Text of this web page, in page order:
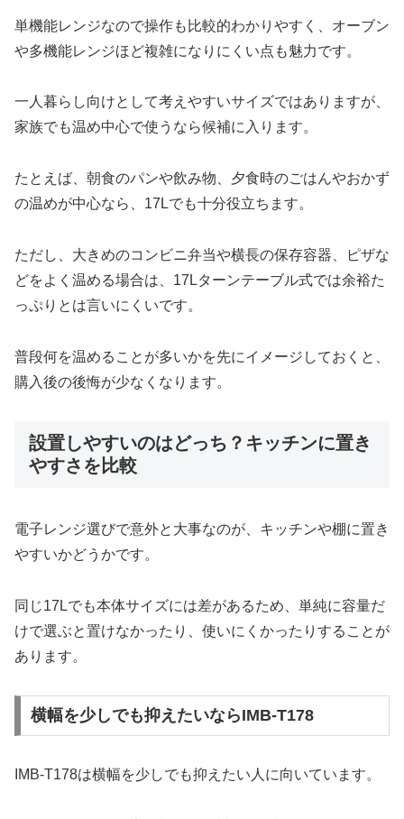
単機能レンジなので操作も比較的わかりやすく、オーブン
や多機能レンジほど複雑になりにくい点も魅力です。
一人暮らし向けとして考えやすいサイズではありますが、
家族でも温め中心で使うなら候補に入ります。
たとえば、朝食のパンや飲み物、夕食時のごはんやおかず
の温めが中心なら、17Lでも十分役立ちます。
ただし、大きめのコンビニ弁当や横長の保存容器、ピザな
どをよく温める場合は、17Lターンテーブル式では余裕た
っぷりとは言いにくいです。
普段何を温めることが多いかを先にイメージしておくと、
購入後の後悔が少なくなります。
設置しやすいのはどっち？キッチンに置き
やすさを比較
電子レンジ選びで意外と大事なのが、キッチンや棚に置き
やすいかどうかです。
同じ17Lでも本体サイズには差があるため、単純に容量だ
けで選ぶと置けなかったり、使いにくかったりすることが
あります。
横幅を少しでも抑えたいならIMB-T178
IMB-T178は横幅を少しでも抑えたい人に向いています。